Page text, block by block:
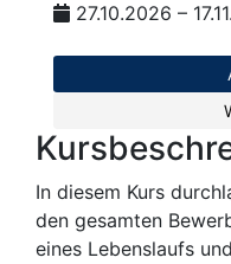
27.10.2026 –
In diesem Kurs
den gesamten
eines Lebenslaufs